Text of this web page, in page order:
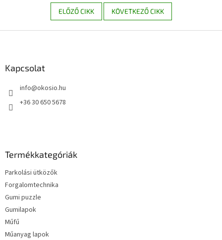
ELŐZŐ CIKK KÖVETKEZŐ CIKK
Kapcsolat
info@okosio.hu
+36 30 650 5678
Termékkategóriák
Parkolási ütközők
Forgalomtechnika
Gumi puzzle
Gumilapok
Műfű
Műanyag lapok